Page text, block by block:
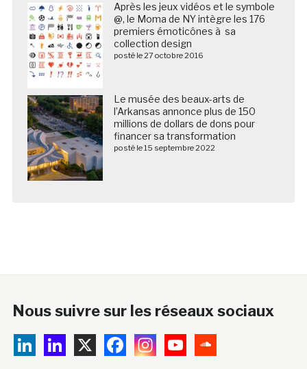
Après les jeux vidéos et le symbole
@, le Moma de NY intègre les 176
premiers émoticônes à sa
collection design
posté le 27 octobre 2016
Le musée des beaux-arts de
l’Arkansas annonce plus de 150
millions de dollars de dons pour
financer sa transformation
posté le 15 septembre 2022
Nous suivre sur les réseaux sociaux